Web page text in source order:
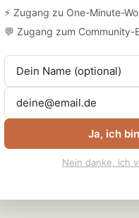
⚡ Zugang zu One-Minute-
💬 Zugang zum Community-
Ja, ich
Nein danke, ich